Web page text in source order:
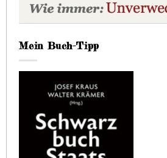
Mein Buch-Tipp